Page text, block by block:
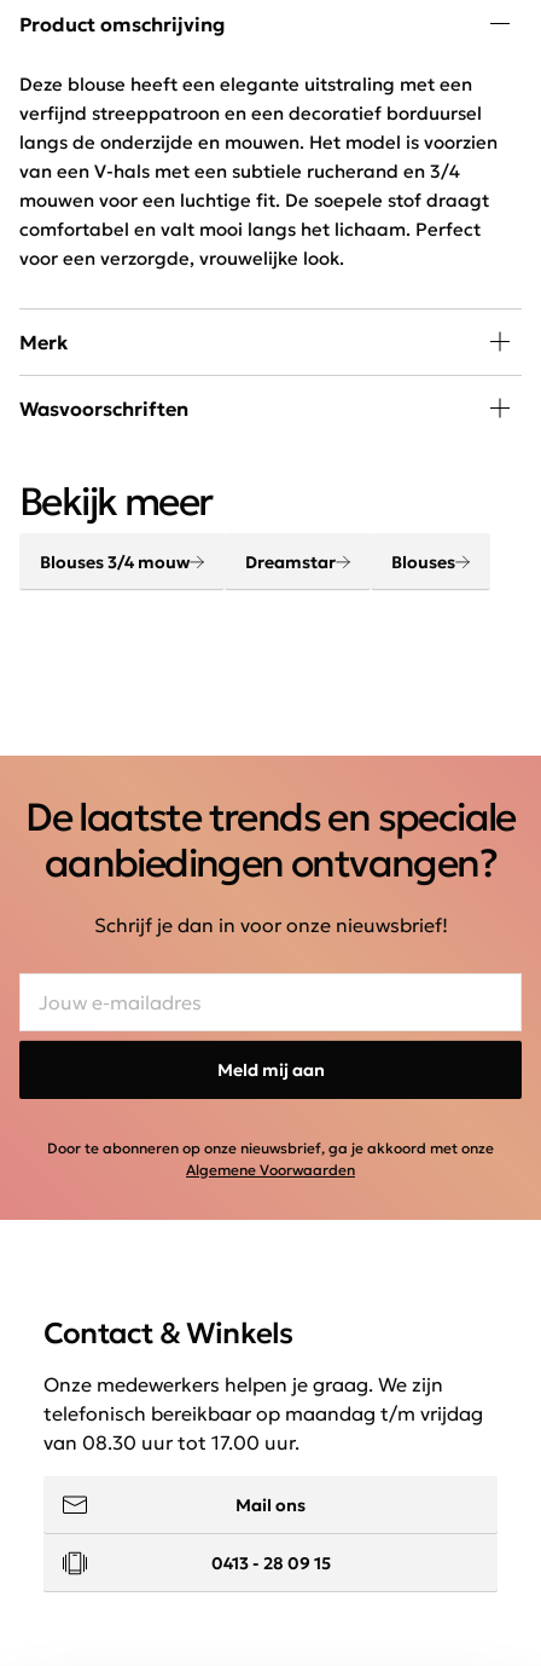
Product omschrijving
Deze blouse heeft een elegante uitstraling met een
verfijnd streeppatroon en een decoratief borduursel
langs de onderzijde en mouwen. Het model is voorzien
van een V-hals met een subtiele rucherand en 3/4
mouwen voor een luchtige fit. De soepele stof draagt
comfortabel en valt mooi langs het lichaam. Perfect
voor een verzorgde, vrouwelijke look.
Merk
De kleding van het merk Dreamstar is vrouwelijk met
modebewuste en actieve vrouw die midden in het leven
staan.
Wasvoorschriften
Bekijk meer
Blouses 3/4 mouw Dreamstar Blouses
De laatste trends en speciale
aanbiedingen ontvangen?
Schrijf je dan in voor onze nieuwsbrief!
Meld mij aan
Door te abonneren op onze nieuwsbrief, ga je akkoord met onze
Algemene Voorwaarden
Contact & Winkels
Onze medewerkers helpen je graag. We zijn
telefonisch bereikbaar op maandag t/m vrijdag
van 08.30 uur tot 17.00 uur.
Mail ons
0413 - 28 09 15